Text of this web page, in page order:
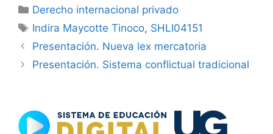
Categorías
Derecho internacional privado
Etiquetas
Indira Maycotte Tinoco, SHLI04151
Presentación. Nueva lex mercatoria
Presentación. Sistema conflictual tradicional